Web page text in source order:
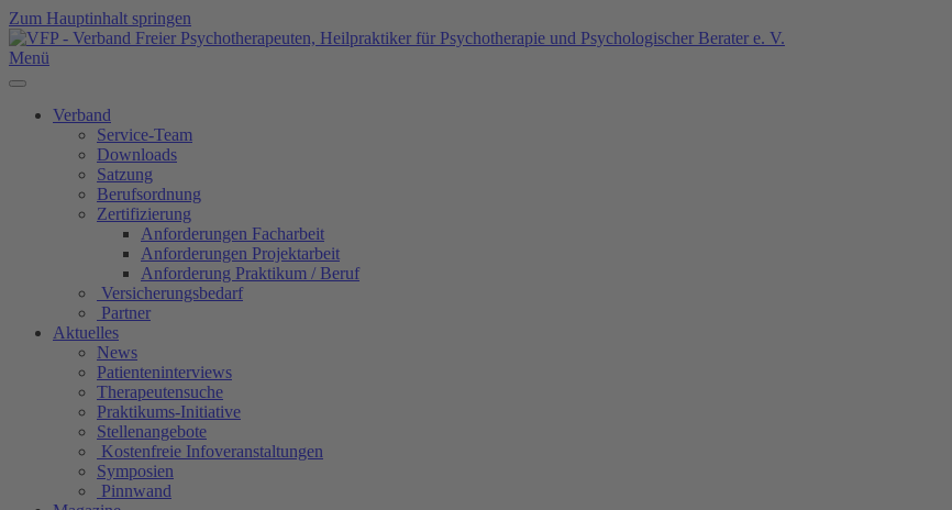
Zum Hauptinhalt springen
Menü
Verband
Service-Team
Downloads
Satzung
Berufsordnung
Zertifizierung
Anforderungen Facharbeit
Anforderungen Projektarbeit
Anforderung Praktikum / Beruf
Versicherungsbedarf
Partner
Aktuelles
News
Patienteninterviews
Therapeutensuche
Praktikums-Initiative
Stellenangebote
Kostenfreie Infoveranstaltungen
Symposien
Pinnwand